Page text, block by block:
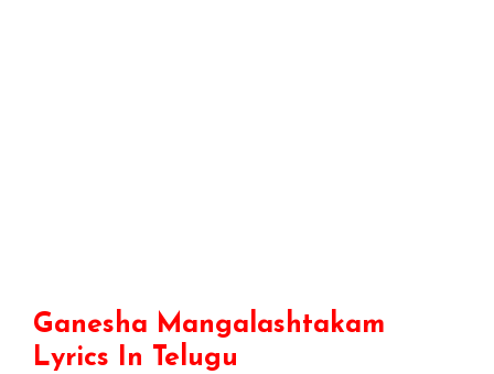
Ganesha Mangalashtakam
Lyrics In Telugu